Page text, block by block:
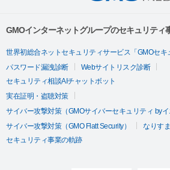
GMOインターネットグループのセキュリティ
世界初総合ネットセキュリティサービス「GMOセキ
パスワード漏洩診断
Webサイトリスク診断
セキュリティ相談AIチャットボット
実在証明・盗聴対策
サイバー攻撃対策（GMOサイバーセキュリティ byイ
サイバー攻撃対策（GMO Flatt Security）
なりす
セキュリティ事業の軌跡